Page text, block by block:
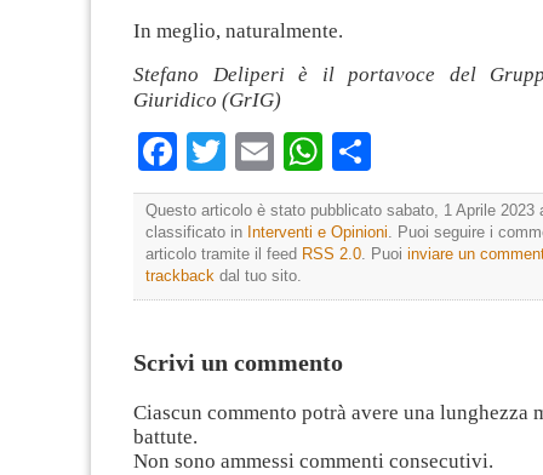
In meglio, naturalmente.
Stefano Deliperi è il portavoce del
Giuridico (GrIG)
Facebook
TwitterEmailWhatsApp
Questo articolo è stato pubblicato sabato, 1 Aprile 2023
classificato in Interventi e Opinioni. Puoi seguire i
articolo tramite il feed RSS 2.0. Puoi inviare un
trackback dal tuo sito.
Scrivi un commento
Ciascun commento potrà avere una lunghezza
battute.
Non sono ammessi commenti consecutivi.